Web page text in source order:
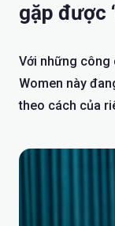
gặp được
Với những công
Women này
theo cách của